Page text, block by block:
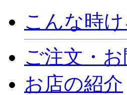
こんな時け
ご注文・
お店の紹介